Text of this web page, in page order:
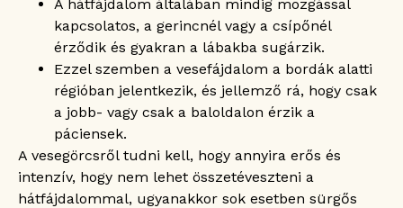
A hátfájdalom általában mindig mozgással
kapcsolatos, a gerincnél vagy a csípőnél
érződik és gyakran a lábakba sugárzik.
Ezzel szemben a vesefájdalom a bordák alatti
régióban jelentkezik, és jellemző rá, hogy csak
a jobb- vagy csak a baloldalon érzik a
páciensek.
A vesegörcsről tudni kell, hogy annyira erős és
intenzív, hogy nem lehet összetéveszteni a
hátfájdalommal, ugyanakkor sok esetben sürgős